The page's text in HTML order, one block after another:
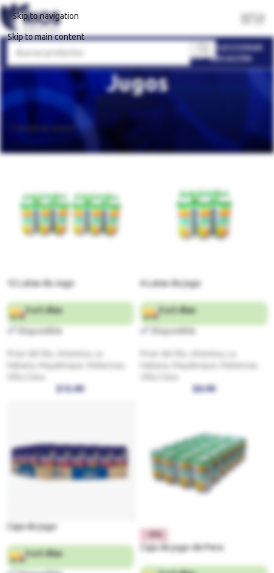
Skip to navigation
Skip to main content
SELECCIONAR
UBICACIÓN
Jugos
InicioAlimentos Bebidas
12 Latas de Jugo
3 a 5 días
Disponible
Pinar del Río, Artemisa, La
Habana, Mayabeque, Matanzas,
$12.00
6 Latas de jugo
3 a 5 días
Disponible
Pinar del Río, Artemisa, La
Habana, Mayabeque, Matanzas,
$6.00
Caja de jugo
3 a 5 días
Caja de jugo de Pera